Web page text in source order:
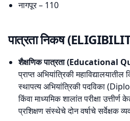
नागपूर – 110
पात्रता निकष
शैक्षणिक पात्रता
प्राप्त अभियांत्रिकी
स्थापत्य अभियांत्रिकी पदविका
किंवा माध्यमिक शालांत परीक्षा उत्तीर्ण
प्रशिक्षण संस्थेचे दोन वर्षाचे सर्वेक्षक